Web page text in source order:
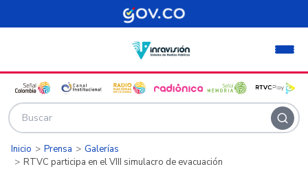
Pasar al contenido principal
Inicio Prensa
Galerías
RTVC participa en el VIII simulacro de evacuación